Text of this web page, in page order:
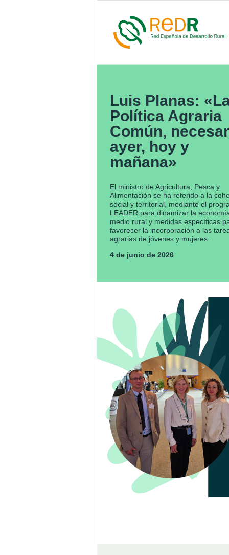
Luis Planas:
Política Agraria
Común,
ayer, hoy y
mañana»
El ministro de Agricultura, Pesca y
Alimentación se ha referido a la
social y territorial, mediante el
LEADER para dinamizar la
medio rural y medidas específicas
favorecer la incorporación a las
agrarias de jóvenes y mujeres.
4 de junio de 2026